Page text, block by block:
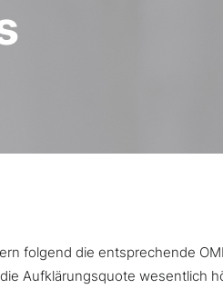
folgend die entsprechende
Aufklärungsquote wesentlich